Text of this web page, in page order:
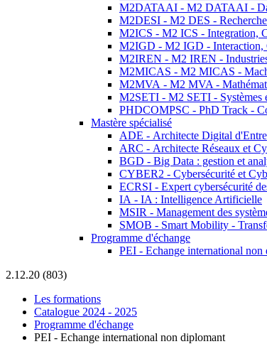
M2DATAAI - M2 DATAAI -
M2DESI - M2 DES -
M2ICS - M2 ICS - Integration,
M2IGD - M2 IGD - Interaction,
M2IREN - M2 IREN -
M2MICAS - M2 MICAS -
M2MVA - M2 MVA -
M2SETI - M2 SETI - Systèmes
PHDCOMPSC - PhD Track -
Mastère spécialisé
ADE - Architecte Digital
ARC - Architecte Réseaux et
BGD - Big Data : gestion et
CYBER2 - Cybersécurité et
ECRSI - Expert cybersécurité
IA - IA : Intelligence Artificielle
MSIR - Management des
SMOB - Smart Mobility -
Programme d'échange
PEI - Echange international non
2.12.20 (803)
Les formations
Catalogue 2024 - 2025
Programme d'échange
PEI - Echange international non diplomant